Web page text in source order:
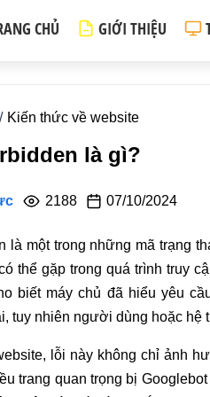
CHỦ GIỚI THIỆU
Kiến thức về website
là gì?
2188 07/10/2024
là một trong những mã trạng
thể gặp trong quá trình truy
biết máy chủ đã hiểu yêu
tuy nhiên người dùng hoặc
lỗi này không chỉ ảnh
trang quan trọng bị